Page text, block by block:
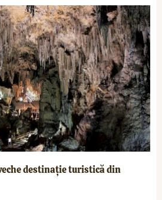
destinație turistică din